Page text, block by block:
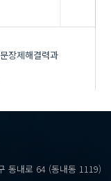
장제해결력과
동내로 64 (동내동 1119)